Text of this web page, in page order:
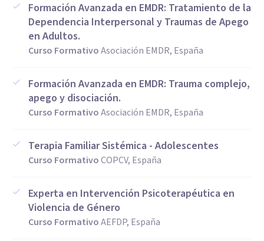
Formación Avanzada en EMDR: Tratamiento de la
Dependencia Interpersonal y Traumas de Apego
en Adultos.
Curso FormativoAsociación EMDR, España
Formación Avanzada en EMDR: Trauma complejo,
apego y disociación.
Curso FormativoAsociación EMDR, España
Terapia Familiar Sistémica - Adolescentes
Curso FormativoCOPCV, España
Experta en Intervención Psicoterapéutica en
Violencia de Género
Curso FormativoAEFDP, España